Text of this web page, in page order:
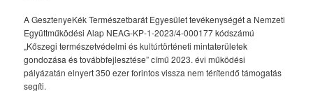
A GesztenyeKék Természetbarát Egyesület tevékenységét a Nemzeti
Együttműködési Alap NEAG-KP-1-2023/4-000177 kódszámú
„Kőszegi természetvédelmi és kultúrtörténeti mintaterületek
gondozása és továbbfejlesztése” című 2023. évi működési
pályázatán elnyert 350 ezer forintos vissza nem térítendő támogatás
segíti.